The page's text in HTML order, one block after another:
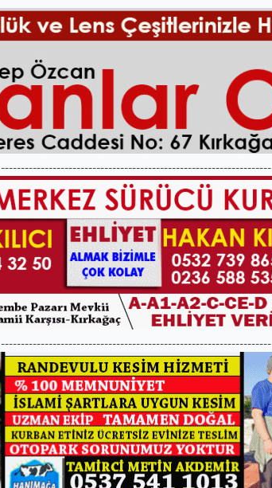
--------------------------------------------------------------------
--------------------------------------------------------------------